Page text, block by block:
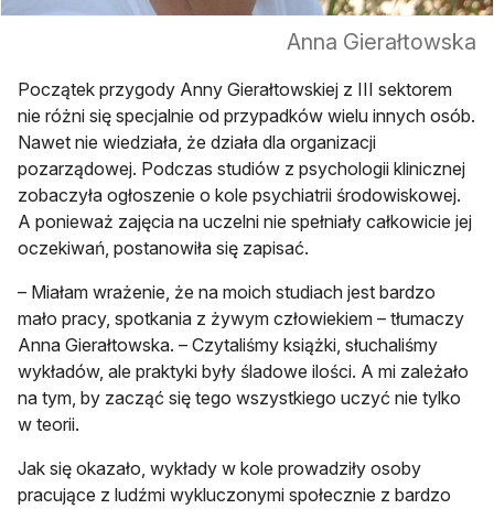
Anna Gierałtowska
Początek przygody Anny Gierałtowskiej z III sektorem
nie różni się specjalnie od przypadków wielu innych osób.
Nawet nie wiedziała, że działa dla organizacji
pozarządowej. Podczas studiów z psychologii klinicznej
zobaczyła ogłoszenie o kole psychiatrii środowiskowej.
A ponieważ zajęcia na uczelni nie spełniały całkowicie jej
oczekiwań, postanowiła się zapisać.
– Miałam wrażenie, że na moich studiach jest bardzo
mało pracy, spotkania z żywym człowiekiem – tłumaczy
Anna Gierałtowska. – Czytaliśmy książki, słuchaliśmy
wykładów, ale praktyki były śladowe ilości. A mi zależało
na tym, by zacząć się tego wszystkiego uczyć nie tylko
w teorii.
Jak się okazało, wykłady w kole prowadziły osoby
pracujące z ludźmi wykluczonymi społecznie z bardzo